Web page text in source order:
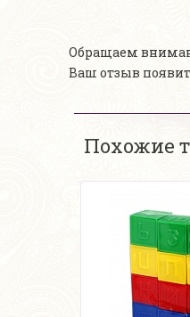
Обращаем
Ваш отзыв
Похожие